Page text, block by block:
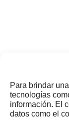
Para brindar
tecnologías
información. El
datos como el
¿Nos invitas